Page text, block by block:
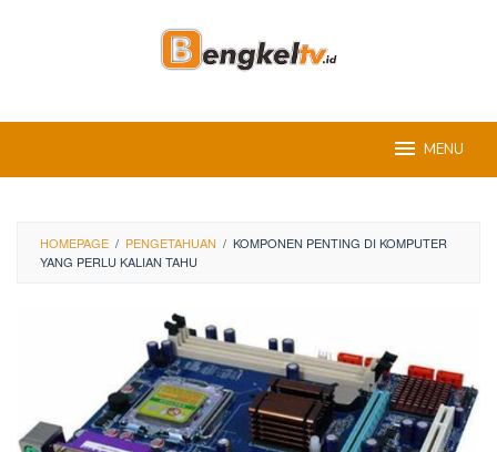
MENU
HOMEPAGE / PENGETAHUAN / KOMPONEN PENTING DI KOMPUTER
YANG PERLU KALIAN TAHU